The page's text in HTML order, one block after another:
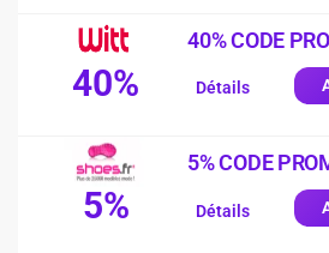
40%
40% CODE
Détails
5%
5% CODE
Détails